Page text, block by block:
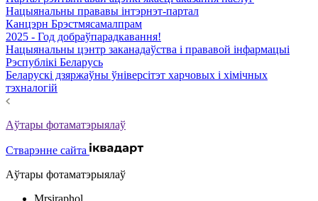
Нацыянальны прававы інтэрнэт-партал
Канцэрн Брэстмясамалпрам
2025 - Год добраўпарадкавання!
Нацыянальны цэнтр заканадаўства і прававой інфармацыі
Рэспублікі Беларусь
Беларускі дзяржаўны ўніверсітэт харчовых і хімічных
тэхналогій
Аўтары фотаматэрыялаў
Стварэнне сайта
Аўтары фотаматэрыялаў
Mrsiraphol